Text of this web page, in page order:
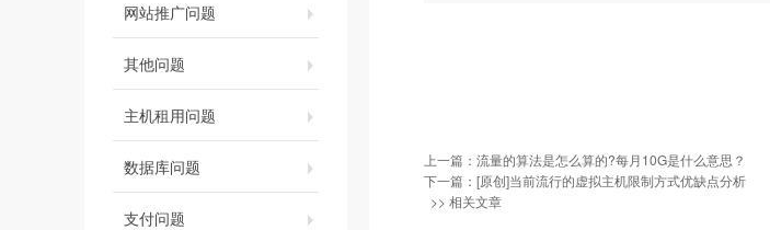
网站推广问题
其他问题
主机租用问题
数据库问题
支付问题
上一篇： 流量的算法是怎么算的?每月10G是什么意思？
下一篇： [原创]当前流行的虚拟主机限制方式优缺点分析
>> 相关文章